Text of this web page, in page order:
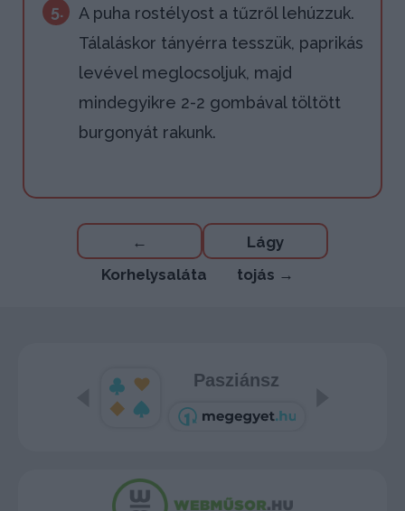
5.
A puha rostélyost a tűzről lehúzzuk.
Tálaláskor tányérra tesszük, paprikás
levével meglocsoljuk, majd
mindegyikre 2-2 gombával töltött
burgonyát rakunk.
Bejegyzés
navigáció
←
Korhelysaláta
Lágy
tojás →
Pasziánsz